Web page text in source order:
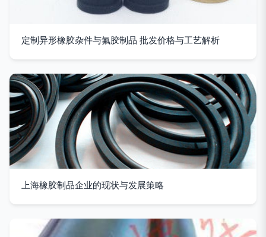
定制异形橡胶杂件与氟胶制品 批发价格与工艺解析
上海橡胶制品企业的现状与发展策略